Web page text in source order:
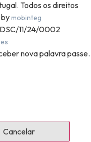
Todos os direitos
mobinteg
11/24/0002
nova palavra passe.
Cancelar